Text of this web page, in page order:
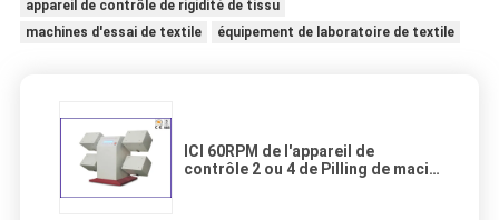
appareil de contrôle de rigidité de tissu
machines d'essai de textile
équipement de laboratoire de textile
ICI 60RPM de l'appareil de
contrôle 2 ou 4 de Pilling de macis